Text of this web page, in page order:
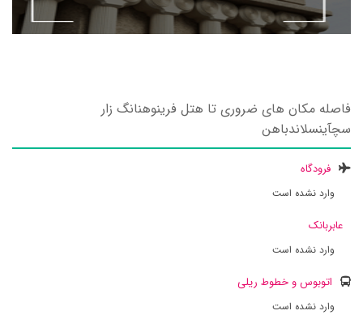
فاصله مکان های ضروری تا هتل فرینوهنانگ زار
سچآینسلاندباهن
فرودگاه
وارد نشده است
عابربانک
وارد نشده است
اتوبوس و خطوط ریلی
وارد نشده است